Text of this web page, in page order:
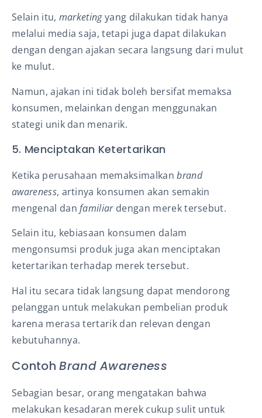
Selain itu, marketingyang dilakukan tidak hanya
melalui media saja, tetapi juga dapat dilakukan
dengan dengan ajakan secara langsung dari mulut
ke mulut.
Namun, ajakan ini tidak boleh bersifat memaksa
konsumen, melainkan dengan menggunakan
stategi unik dan menarik.
5. Menciptakan Ketertarikan
Ketika perusahaan memaksimalkanbrand
awareness, artinya konsumen akan semakin
mengenal danfamiliardengan merek tersebut.
Selain itu, kebiasaan konsumen dalam
mengonsumsi produk juga akan menciptakan
ketertarikan terhadap merek tersebut.
Hal itu secara tidak langsung dapat mendorong
pelanggan untuk melakukan pembelian produk
karena merasa tertarik dan relevan dengan
kebutuhannya.
ContohBrand Awareness
Sebagian besar, orang mengatakan bahwa
melakukan kesadaran merek cukup sulit untuk